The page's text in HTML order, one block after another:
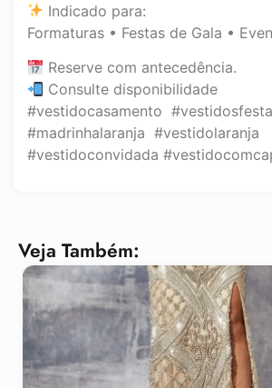
Indicado para:
Formaturas • Festas de Gala •
Reserve com antecedência.
Consulte disponibilidade
#vestidocasamento #vestidosfesta
#madrinhalaranja #vestidolaranja
#vestidoconvidada
Veja Também: